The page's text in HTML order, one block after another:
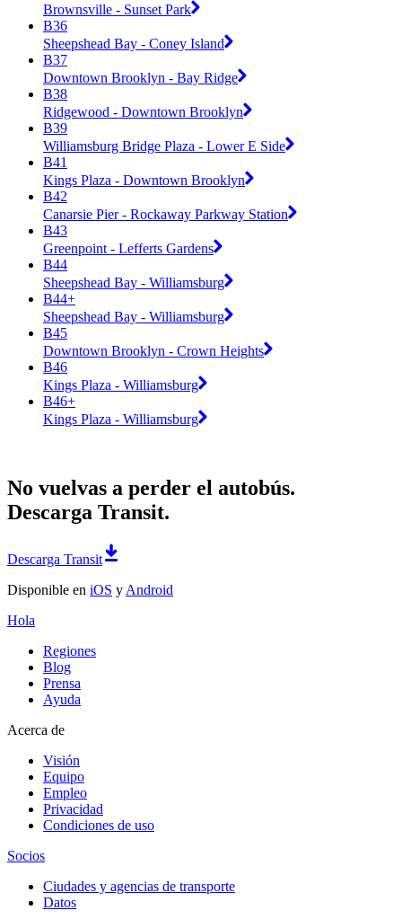
Brownsville - Sunset Park
B36
Sheepshead Bay - Coney Island
B37
Downtown Brooklyn - Bay Ridge
B38
Ridgewood - Downtown Brooklyn
B39
Williamsburg Bridge Plaza - Lower E Side
B41
Kings Plaza - Downtown Brooklyn
B42
Canarsie Pier - Rockaway Parkway Station
B43
Greenpoint - Lefferts Gardens
B44
Sheepshead Bay - Williamsburg
B44+
Sheepshead Bay - Williamsburg
B45
Downtown Brooklyn - Crown Heights
B46
Kings Plaza - Williamsburg
B46+
Kings Plaza - Williamsburg
No vuelvas a perder el autobús.
Descarga Transit.
Descarga Transit
Disponible en iOS y Android
Hola
Regiones
Blog
Prensa
Ayuda
Acerca de
Visión
Equipo
Empleo
Privacidad
Condiciones de uso
Socios
Ciudades y agencias de transporte
Datos